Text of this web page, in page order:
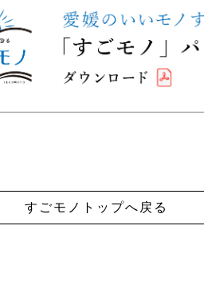
すごモノトップへ戻る